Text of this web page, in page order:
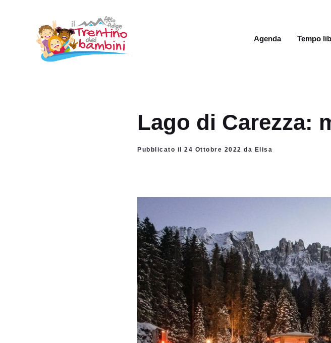
contenuto
Agenda Tempo
Lago di Carezza:
Pubblicato il 24 Ottobre 2022 da Elisa